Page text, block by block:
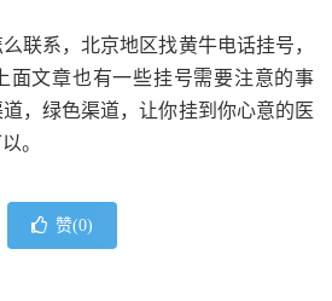
联系，北京地区找黄牛电话挂号，
面文章也有一些挂号需要注意的事
，绿色渠道，让你挂到你心意的医
。
赞(0)